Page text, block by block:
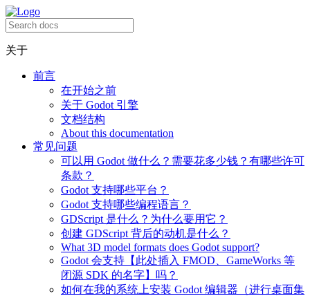
关于
前言
在开始之前
关于 Godot 引擎
文档结构
About this documentation
常见问题
可以用 Godot 做什么？需要花多少钱？有哪些许可
条款？
Godot 支持哪些平台？
Godot 支持哪些编程语言？
GDScript 是什么？为什么要用它？
创建 GDScript 背后的动机是什么？
What 3D model formats does Godot support?
Godot 会支持【此处插入 FMOD、GameWorks 等
闭源 SDK 的名字】吗？
如何在我的系统上安装 Godot 编辑器（进行桌面集